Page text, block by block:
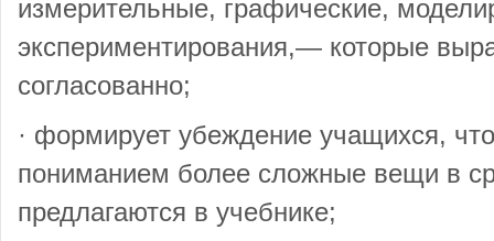
измерительные, графические,
экспериментирования,— которые
согласованно;
· формирует убеждение учащихся,
пониманием более сложные вещи в
предлагаются в учебнике;